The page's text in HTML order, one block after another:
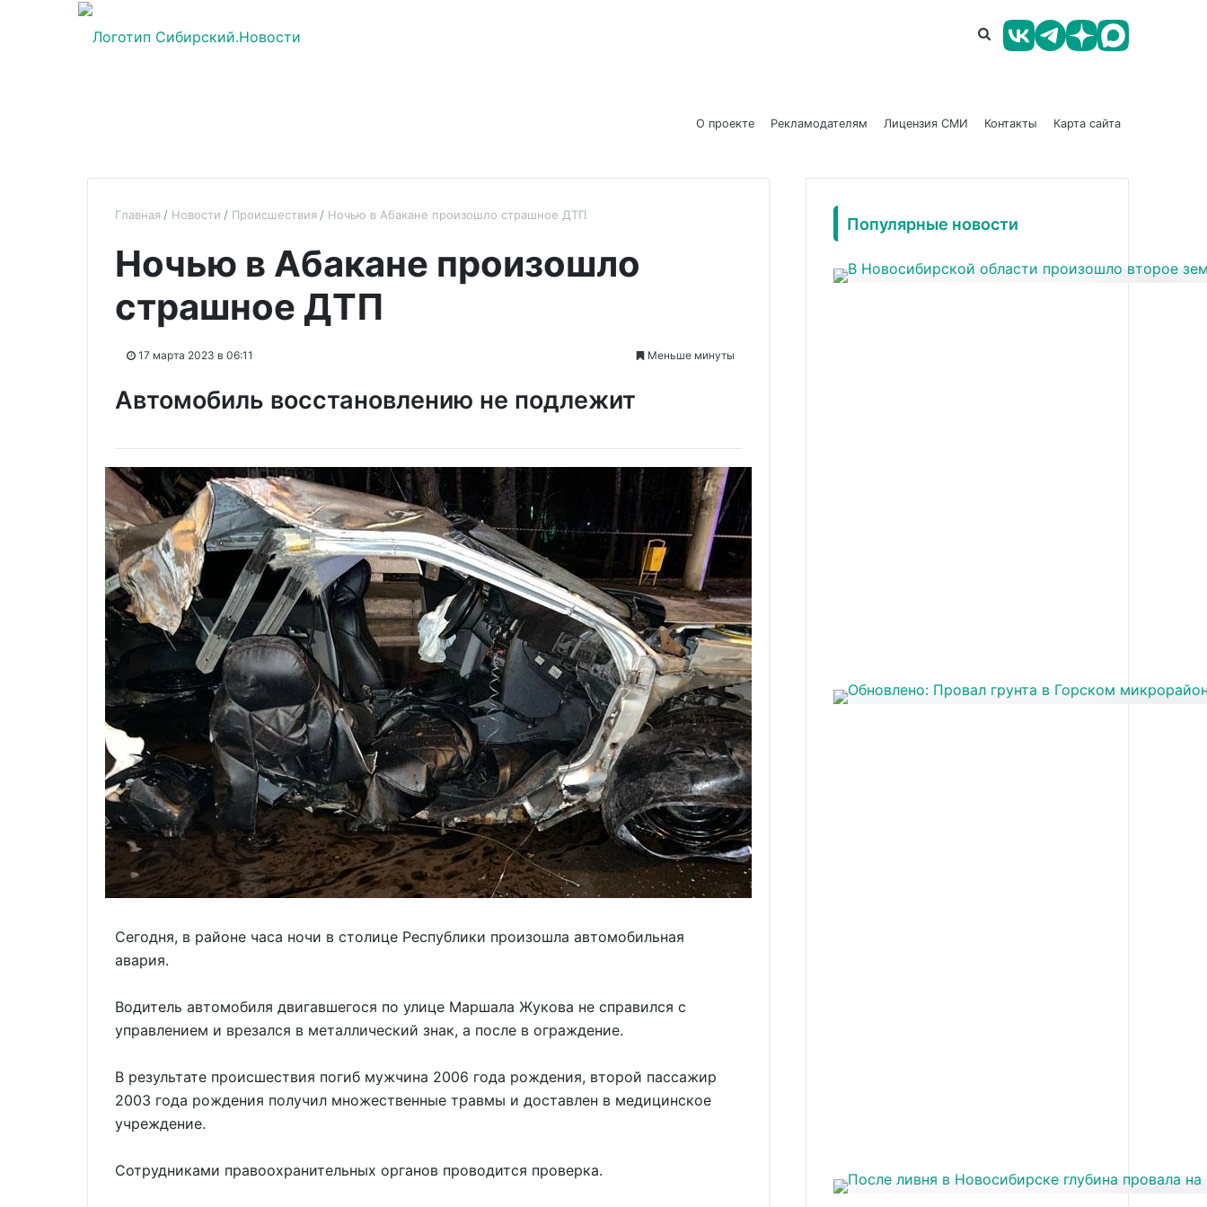
О проекте Рекламодателям Лицензия СМИ Контакты Карта сайта
Главная Новости Происшествия Ночью в Абакане произошло страшное ДТП
Ночью в Абакане произошло
страшное ДТП
17 марта 2023 в 06:11 Меньше минуты
Автомобиль восстановлению не подлежит
Сегодня, в районе часа ночи в столице Республики произошла автомобильная
авария.
Водитель автомобиля двигавшегося по улице Маршала Жукова не справился с
управлением и врезался в металлический знак, а после в ограждение.
В результате происшествия погиб мужчина 2006 года рождения, второй пассажир
2003 года рождения получил множественные травмы и доставлен в медицинское
учреждение.
Сотрудниками правоохранительных органов проводится проверка.
Популярные новости